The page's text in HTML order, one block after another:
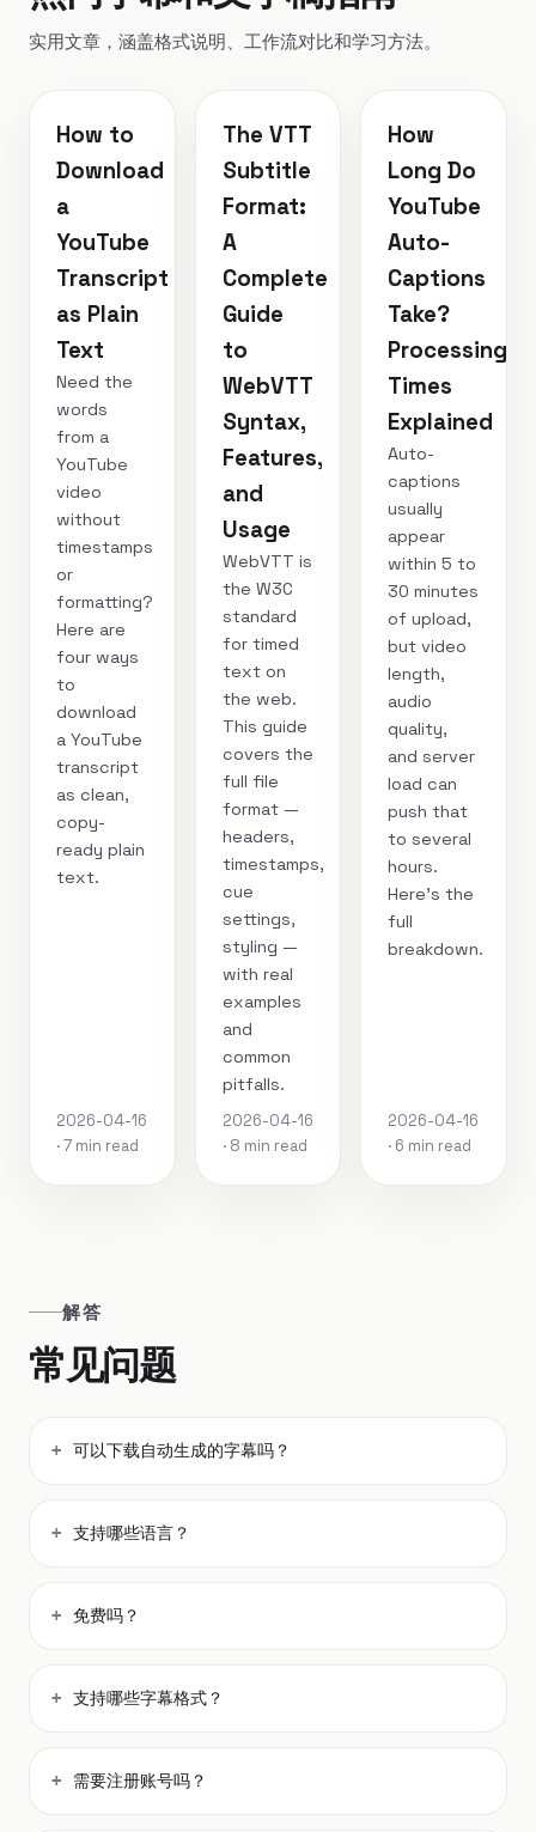
实用文章，涵盖格式说明、工作流对比和学习方法。
How to
Download
a
YouTube
Transcript
as Plain
Text
Need the
words
from a
YouTube
video
without
timestamps
or
formatting?
Here are
four ways
to
download
a YouTube
transcript
as clean,
copy-
ready plain
text.
2026-04-16
· 7 min read
The VTT
Subtitle
Format:
A
Complete
Guide
to
WebVTT
Syntax,
Features,
and
Usage
WebVTT is
the W3C
standard
for timed
text on
the web.
This guide
covers the
full file
format —
headers,
timestamps,
cue
settings,
styling —
with real
examples
and
common
pitfalls.
2026-04-16
· 8 min read
How
Long Do
YouTube
Auto-
Captions
Take?
Processing
Times
Explained
Auto-
captions
usually
appear
within 5 to
30 minutes
of upload,
but video
length,
audio
quality,
and server
load can
push that
to several
hours.
Here's the
full
breakdown.
2026-04-16
· 6 min read
解答
常见问题
可以下载自动生成的字幕吗？
支持哪些语言？
免费吗？
支持哪些字幕格式？
需要注册账号吗？